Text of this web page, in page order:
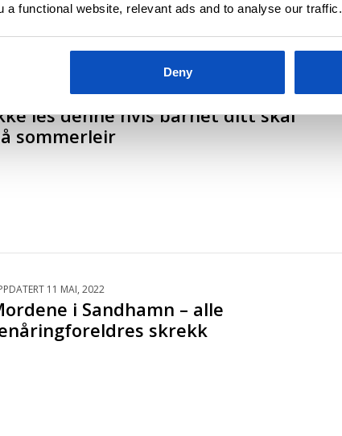
a functional website, relevant ads and to analyse our traffic.
Deny
OPPDATERT 10 OKTOBER, 2019
les denne hvis barnet ditt skal
sommerleir
11 MAI, 2022
i Sandhamn – alle
skrekk